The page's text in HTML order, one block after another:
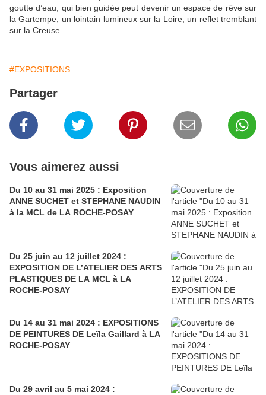
goutte d’eau, qui bien guidée peut devenir un espace de rêve sur
la Gartempe, un lointain lumineux sur la Loire, un reflet tremblant
sur la Creuse.
#EXPOSITIONS
Partager
Vous aimerez aussi
Du 10 au 31 mai 2025 : Exposition
ANNE SUCHET et STEPHANE NAUDIN
à la MCL de LA ROCHE-POSAY
Du 25 juin au 12 juillet 2024 :
EXPOSITION DE L’ATELIER DES ARTS
PLASTIQUES DE LA MCL à LA
ROCHE-POSAY
Du 14 au 31 mai 2024 : EXPOSITIONS
DE PEINTURES DE Leïla Gaillard à LA
ROCHE-POSAY
Du 29 avril au 5 mai 2024 :